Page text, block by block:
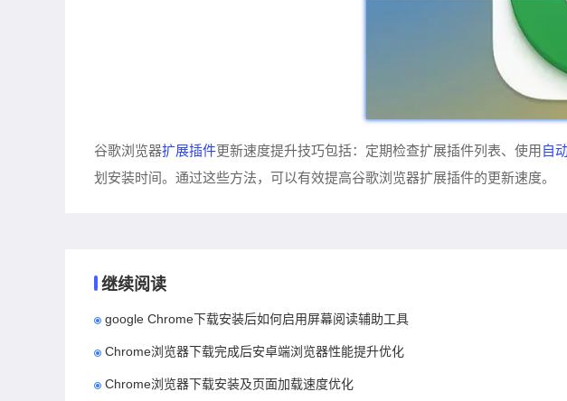
谷歌浏览器扩展插件更新速度提升技巧包括：定期检查扩展插件列表、使用 自
划安装时间。通过这些方法，可以有效提高谷歌浏览器扩展插件的更新速度。
继续阅读
google Chrome下载安装后如何启用屏幕阅读辅助工具
Chrome浏览器下载完成后安卓端浏览器性能提升优化
Chrome浏览器下载安装及页面加载速度优化